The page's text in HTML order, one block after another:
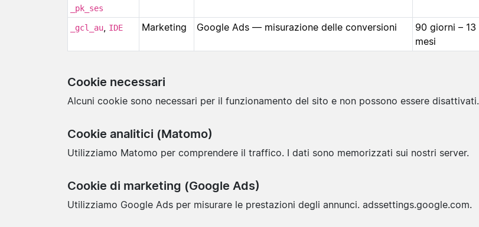
_pk_ses
_gcl_au IDE Marketing Google Ads — misurazione delle conversioni
90 giorni – 13
mesi
Cookie necessari
Alcuni cookie sono necessari per il funzionamento del sito e non possono essere disattivati.
Cookie analitici (Matomo)
Utilizziamo Matomo per comprendere il traffico. I dati sono memorizzati sui nostri server.
Cookie di marketing (Google Ads)
Utilizziamo Google Ads per misurare le prestazioni degli annunci. adssettings.google.com.